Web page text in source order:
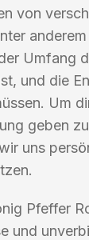
von
Umfang
und die
Um
geben
uns
Pfeffer
und